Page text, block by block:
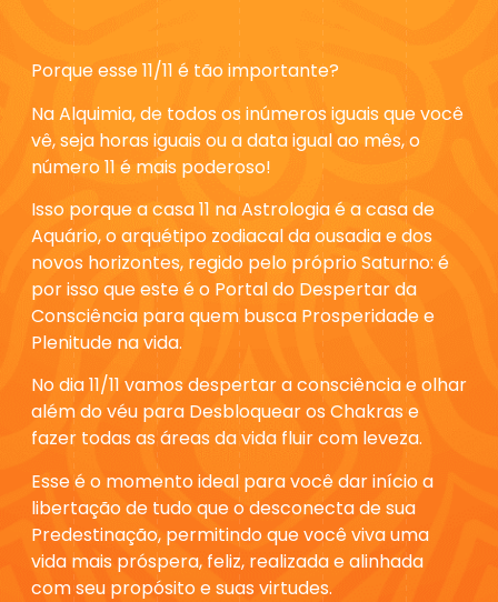
Porque esse 11/11 é tão importante?
Na Alquimia, de todos os inúmeros iguais que você
vê, seja horas iguais ou a data igual ao mês, o
número 11 é mais poderoso!
Isso porque a casa 11 na Astrologia é a casa de
Aquário, o arquétipo zodiacal da ousadia e dos
novos horizontes, regido pelo próprio Saturno: é
por isso que este é o Portal do Despertar da
Consciência para quem busca Prosperidade e
Plenitude na vida.
No dia 11/11 vamos despertar a consciência e olhar
além do véu para Desbloquear os Chakras e
fazer todas as áreas da vida fluir com leveza.
Esse é o momento ideal para você dar início a
libertação de tudo que o desconecta de sua
Predestinação, permitindo que você viva uma
vida mais próspera, feliz, realizada e alinhada
com seu propósito e suas virtudes.